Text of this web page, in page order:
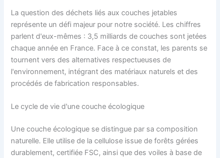
La question des déchets liés aux couches jetables
représente un défi majeur pour notre société. Les chiffres
parlent d'eux-mêmes : 3,5 milliards de couches sont jetées
chaque année en France. Face à ce constat, les parents se
tournent vers des alternatives respectueuses de
l'environnement, intégrant des matériaux naturels et des
procédés de fabrication responsables.
Le cycle de vie d'une couche écologique
Une couche écologique se distingue par sa composition
naturelle. Elle utilise de la cellulose issue de forêts gérées
durablement, certifiée FSC, ainsi que des voiles à base de